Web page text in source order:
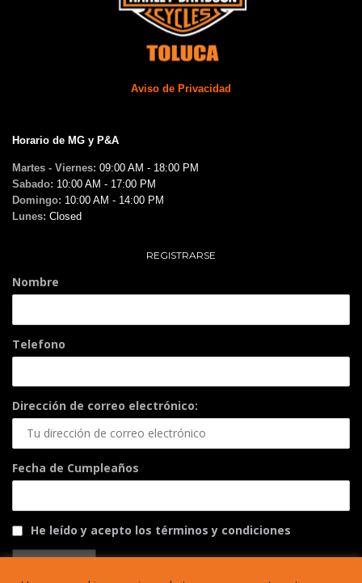
Aviso de Privacidad
Horario de MG y P&A
Martes - Viernes: 09:00 AM - 18:00 PM
Sabado: 10:00 AM - 17:00 PM
Domingo: 10:00 AM - 14:00 PM
Lunes: Closed
REGISTRARSE
Nombre
Telefono
Dirección de correo electrónico:
Fecha de Cumpleaños
He leído y acepto los términos y condiciones